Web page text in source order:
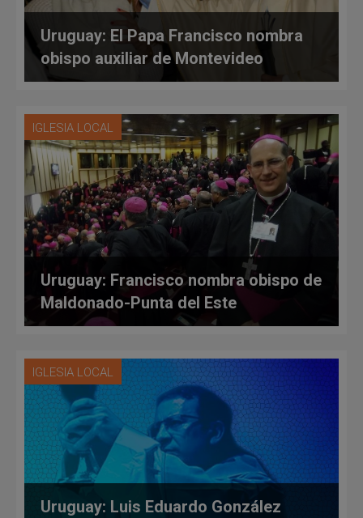
Uruguay: El Papa Francisco nombra
obispo auxiliar de Montevideo
IGLESIA LOCAL
Uruguay: Francisco nombra obispo de
Maldonado-Punta del Este
IGLESIA LOCAL
Uruguay: Luis Eduardo González